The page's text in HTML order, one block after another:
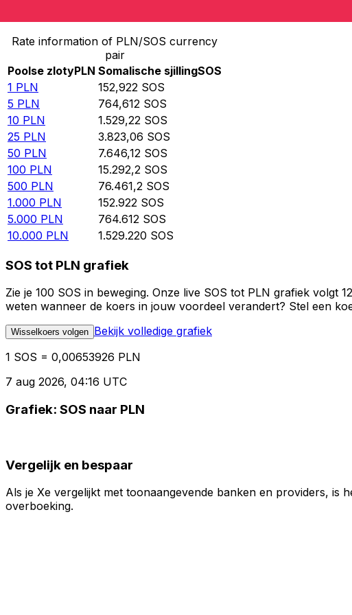
Rate information of PLN/SOS currency
pair
Poolse zlotyPLN Somalische sjillingSOS
1 PLN 152,922 SOS
5 PLN 764,612 SOS
10 PLN 1.529,22 SOS
25 PLN 3.823,06 SOS
50 PLN 7.646,12 SOS
100 PLN 15.292,2 SOS
500 PLN 76.461,2 SOS
1.000 PLN 152.922 SOS
5.000 PLN 764.612 SOS
10.000 PLN 1.529.220 SOS
SOS tot PLN grafiek
Zie je 100 SOS in beweging. Onze live SOS tot PLN grafiek volgt
weten wanneer de koers in jouw voordeel verandert? Stel een
Wisselkoers volgen Bekijk volledige grafiek
1 SOS = 0,00653926 PLN
7 aug 2026, 04:16 UTC
Grafiek: SOS naar PLN
Vergelijk en bespaar
Als je Xe vergelijkt met toonaangevende banken en providers, is
overboeking.